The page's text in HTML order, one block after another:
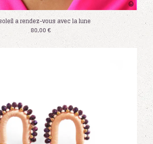
a rendez-vous avec la lune
80,00 €